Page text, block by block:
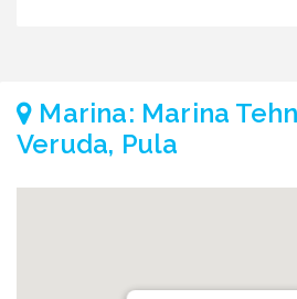
Marina: Marina
Veruda, Pula